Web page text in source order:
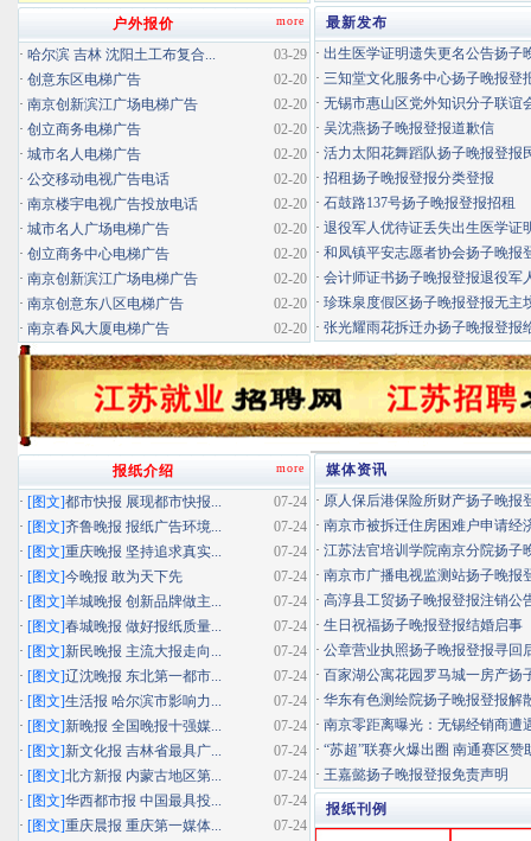
最新发布
· 出生医学证明遗失更名公告扬子
· 三知堂文化服务中心扬子晚报登
· 无锡市惠山区党外知识分子联谊
· 吴沈燕扬子晚报登报道歉信
· 活力太阳花舞蹈队扬子晚报登报
· 招租扬子晚报登报分类登报
· 石鼓路137号扬子晚报登报招租
· 退役军人优待证丢失出生医学证
· 和凤镇平安志愿者协会扬子晚报
· 会计师证书扬子晚报登报退役军
· 珍珠泉度假区扬子晚报登报无主
· 张光耀雨花拆迁办扬子晚报登报
more
户外报价
03-29
· 哈尔滨 吉林 沈阳土工布复合...
02-20
· 创意东区电梯广告
02-20
· 南京创新滨江广场电梯广告
02-20
· 创立商务电梯广告
02-20
· 城市名人电梯广告
02-20
· 公交移动电视广告电话
02-20
· 南京楼宇电视广告投放电话
02-20
· 城市名人广场电梯广告
02-20
· 创立商务中心电梯广告
02-20
· 南京创新滨江广场电梯广告
02-20
· 南京创意东八区电梯广告
02-20
· 南京春风大厦电梯广告
媒体资讯
· 原人保后港保险所财产扬子晚报
· 南京市被拆迁住房困难户申请经
· 江苏法官培训学院南京分院扬子
· 南京市广播电视监测站扬子晚报
· 高淳县工贸扬子晚报登报注销公
· 生日祝福扬子晚报登报结婚启事
· 公章营业执照扬子晚报登报寻回
· 百家湖公寓花园罗马城一房产扬
· 华东有色测绘院扬子晚报登报解
· 南京零距离曝光：无锡经销商遭
· “苏超”联赛火爆出圈 南通赛区赞
· 王嘉懿扬子晚报登报免责声明
报纸刊例
more
报纸介绍
07-24
· [图文]都市快报 展现都市快报...
07-24
· [图文]齐鲁晚报 报纸广告环境...
07-24
· [图文]重庆晚报 坚持追求真实...
07-24
· [图文]今晚报 敢为天下先
07-24
· [图文]羊城晚报 创新品牌做主...
07-24
· [图文]春城晚报 做好报纸质量...
07-24
· [图文]新民晚报 主流大报走向...
07-24
· [图文]辽沈晚报 东北第一都市...
07-24
· [图文]生活报 哈尔滨市影响力...
07-24
· [图文]新晚报 全国晚报十强媒...
07-24
· [图文]新文化报 吉林省最具广...
07-24
· [图文]北方新报 内蒙古地区第...
07-24
· [图文]华西都市报 中国最具投...
07-24
· [图文]重庆晨报 重庆第一媒体...